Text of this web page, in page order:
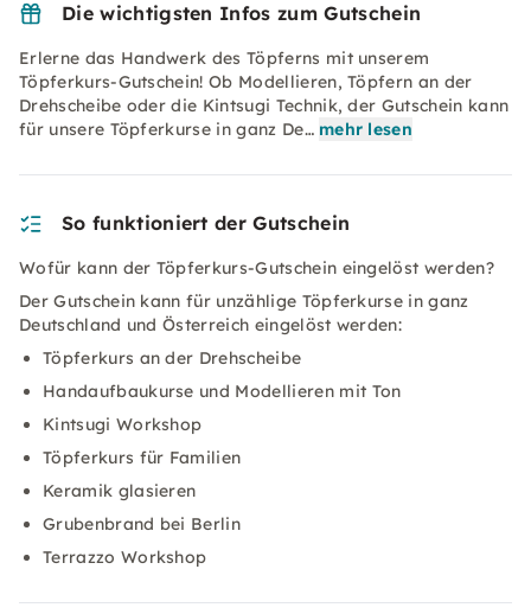
Die wichtigsten Infos zum Gutschein
Erlerne das Handwerk des Töpferns mit unserem
Töpferkurs-Gutschein! Ob Modellieren, Töpfern an der
Drehscheibe oder die Kintsugi Technik, der Gutschein kann
für unsere Töpferkurse in ganz De… mehr lesen
So funktioniert der Gutschein
Wofür kann der Töpferkurs-Gutschein eingelöst werden?
Der Gutschein kann für unzählige Töpferkurse in ganz
Deutschland und Österreich eingelöst werden:
Töpferkurs an der Drehscheibe
Handaufbaukurse und Modellieren mit Ton
Kintsugi Workshop
Töpferkurs für Familien
Keramik glasieren
Grubenbrand bei Berlin
Terrazzo Workshop